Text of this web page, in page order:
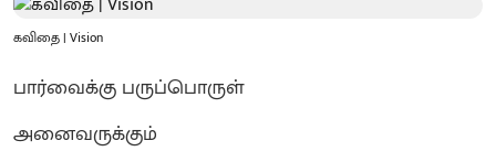
கவிதை | Vision
பார்வைக்கு பருப்பொருள்
அனைவருக்கும்